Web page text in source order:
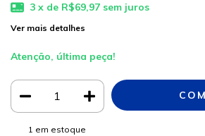
3 x de R$69,97 sem juros
Ver mais detalhes
Atenção, última peça!
1 em estoque